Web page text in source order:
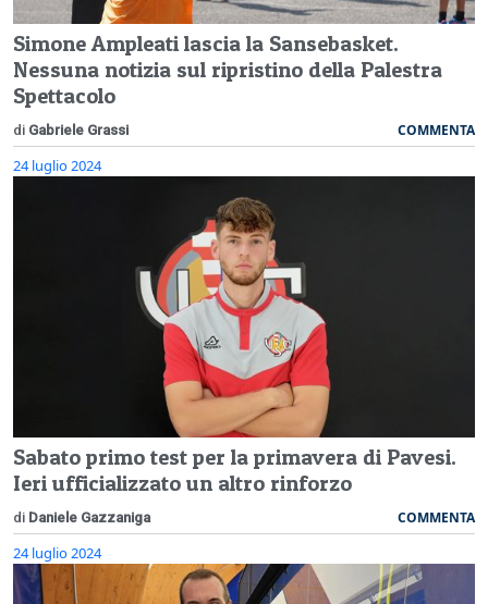
Simone Ampleati lascia la Sansebasket.
Nessuna notizia sul ripristino della Palestra
Spettacolo
di Gabriele Grassi COMMENTA
24 luglio 2024
Sabato primo test per la primavera di Pavesi.
Ieri ufficializzato un altro rinforzo
di Daniele Gazzaniga COMMENTA
24 luglio 2024